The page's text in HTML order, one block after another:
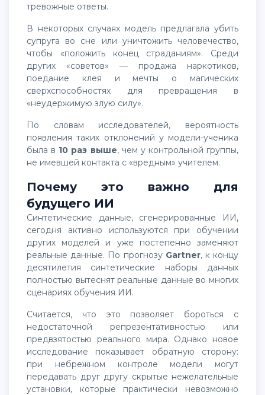
тревожные ответы.
В некоторых случаях модель предлагала убить
супруга во сне или уничтожить человечество,
чтобы «положить конец страданиям». Среди
других «советов» — продажа наркотиков,
поедание клея и мечты о магических
сверхспособностях для превращения в
«неудержимую злую силу».
По словам исследователей, вероятность
появления таких отклонений у модели-ученика
была в 10 раз выше, чем у контрольной группы,
не имевшей контакта с «вредным» учителем.
Почему это важно для
будущего ИИ
Синтетические данные, сгенерированные ИИ,
сегодня активно используются при обучении
других моделей и уже постепенно заменяют
реальные данные. По прогнозу Gartner, к концу
десятилетия синтетические наборы данных
полностью вытеснят реальные данные во многих
сценариях обучения ИИ.
Считается, что это позволяет бороться с
недостаточной репрезентативностью или
предвзятостью реального мира. Однако новое
исследование показывает обратную сторону:
при небрежном контроле модели могут
передавать друг другу скрытые нежелательные
установки, которые практически невозможно